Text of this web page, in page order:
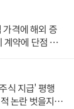
격에 해외 증
계약에 단점 부
식 지급' 평행
논란 벗을지 주